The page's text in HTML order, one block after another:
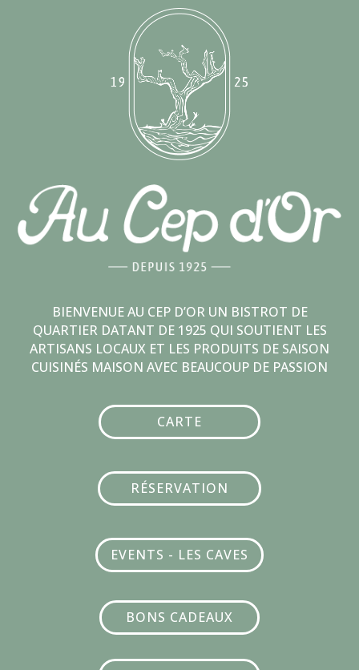
BIENVENUE AU CEP D’OR UN BISTROT DE
QUARTIER DATANT DE 1925 QUI SOUTIENT LES
ARTISANS LOCAUX ET LES PRODUITS DE SAISON
CUISINÉS MAISON AVEC BEAUCOUP DE PASSION
CARTE
RÉSERVATION
EVENTS - LES CAVES
BONS CADEAUX